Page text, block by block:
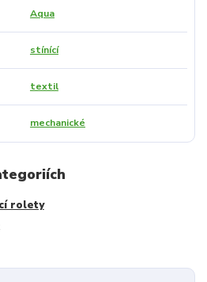
Aqua
stínící
textil
mechanické
rolety